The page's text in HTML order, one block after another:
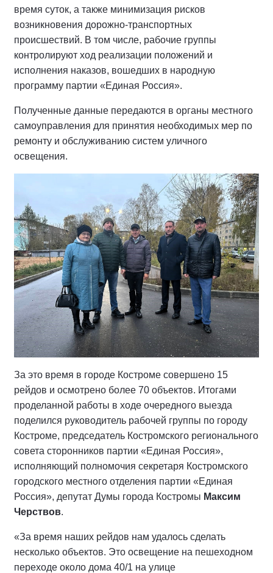
время суток, а также минимизация рисков
возникновения дорожно-транспортных
происшествий. В том числе, рабочие группы
контролируют ход реализации положений и
исполнения наказов, вошедших в народную
программу партии «Единая Россия».
Полученные данные передаются в органы местного
самоуправления для принятия необходимых мер по
ремонту и обслуживанию систем уличного
освещения.
За это время в городе Костроме совершено 15
рейдов и осмотрено более 70 объектов. Итогами
проделанной работы в ходе очередного выезда
поделился руководитель рабочей группы по городу
Костроме, председатель Костромского регионального
совета сторонников партии «Единая Россия»,
исполняющий полномочия секретаря Костромского
городского местного отделения партии «Единая
Россия», депутат Думы города Костромы Максим
Черствов.
«За время наших рейдов нам удалось сделать
несколько объектов. Это освещение на пешеходном
переходе около дома 40/1 на улице